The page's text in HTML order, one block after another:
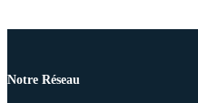
Notre Réseau